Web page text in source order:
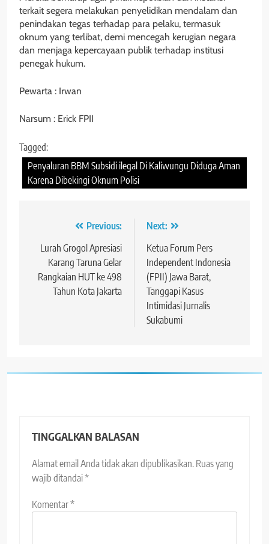
terkait segera melakukan penyelidikan mendalam dan
penindakan tegas terhadap para pelaku, termasuk
oknum yang terlibat, demi mencegah kerugian negara
dan menjaga kepercayaan publik terhadap institusi
penegak hukum.
Pewarta : Irwan
Narsum : Erick FPII
Tagged:
Penyaluran BBM Subsidi ilegal Di Kaliwungu Diduga Aman
Karena Dibekingi Oknum Polisi
Navigasi
pos
Previous:
Lurah Grogol Apresiasi
Karang Taruna Gelar
Rangkaian HUT ke 498
Tahun Kota Jakarta
Next:
‎Ketua Forum Pers
Independent Indonesia
(FPII) Jawa Barat,
Tanggapi Kasus
Intimidasi Jurnalis
Sukabumi
TINGGALKAN BALASAN
Alamat email Anda tidak akan dipublikasikan. Ruas yang
wajib ditandai*
Komentar*